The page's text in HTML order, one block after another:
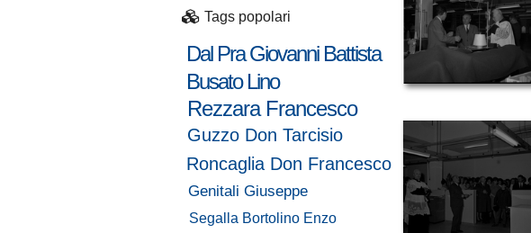
Tags popolari
Dal Pra Giovanni Battista
Busato Lino
Rezzara Francesco
Guzzo Don Tarcisio
Roncaglia Don Francesco
Genitali Giuseppe
Segalla Bortolino Enzo